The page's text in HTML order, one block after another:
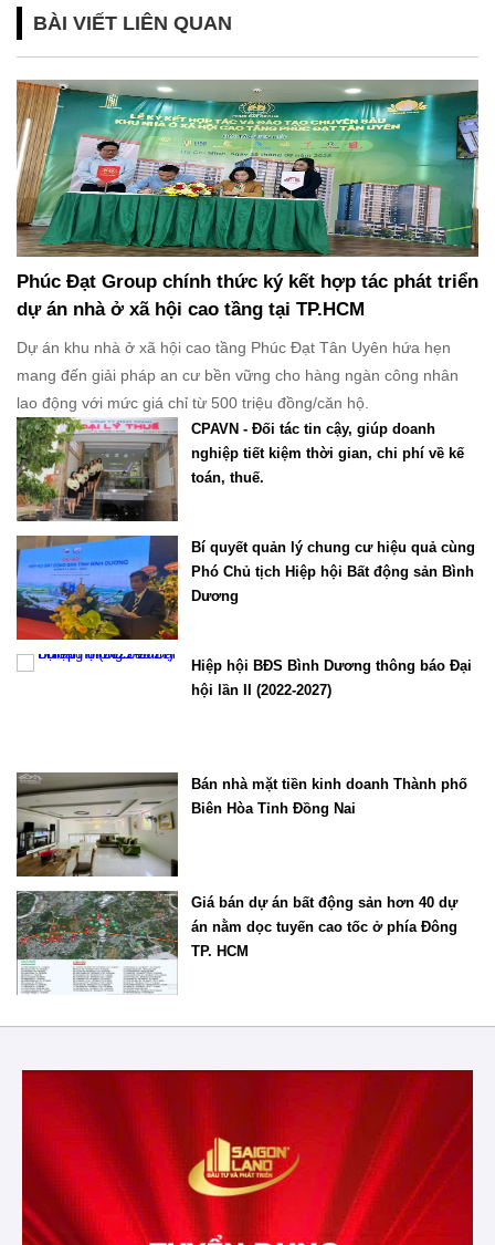
BÀI VIẾT LIÊN QUAN
Phúc Đạt Group chính thức ký kết hợp tác phát triển
dự án nhà ở xã hội cao tầng tại TP.HCM
Dự án khu nhà ở xã hội cao tầng Phúc Đạt Tân Uyên hứa hẹn
mang đến giải pháp an cư bền vững cho hàng ngàn công nhân
lao động với mức giá chỉ từ 500 triệu đồng/căn hộ.
CPAVN - Đối tác tin cậy, giúp doanh
nghiệp tiết kiệm thời gian, chi phí về kế
toán, thuế.
Bí quyết quản lý chung cư hiệu quả cùng
Phó Chủ tịch Hiệp hội Bất động sản Bình
Dương
Hiệp hội BĐS Bình Dương thông báo Đại
hội lần II (2022-2027)
Bán nhà mặt tiền kinh doanh Thành phố
Biên Hòa Tỉnh Đồng Nai
Giá bán dự án bất động sản hơn 40 dự
án nằm dọc tuyến cao tốc ở phía Đông
TP. HCM